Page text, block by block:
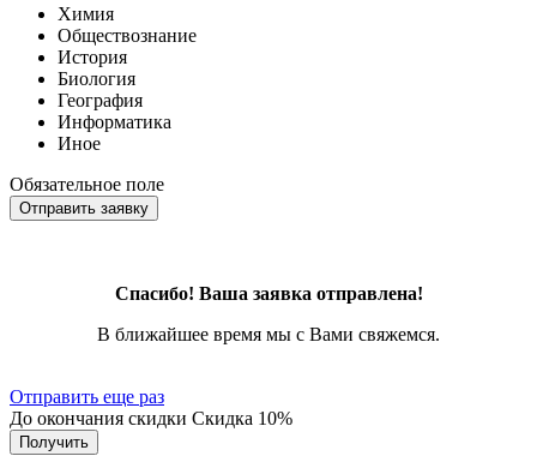
Химия
Обществознание
История
Биология
География
Информатика
Иное
Обязательное поле
Отправить заявку
Спасибо! Ваша заявка отправлена!
В ближайшее время мы с Вами свяжемся.
Отправить еще раз
До окончания скидки Скидка 10%
Получить